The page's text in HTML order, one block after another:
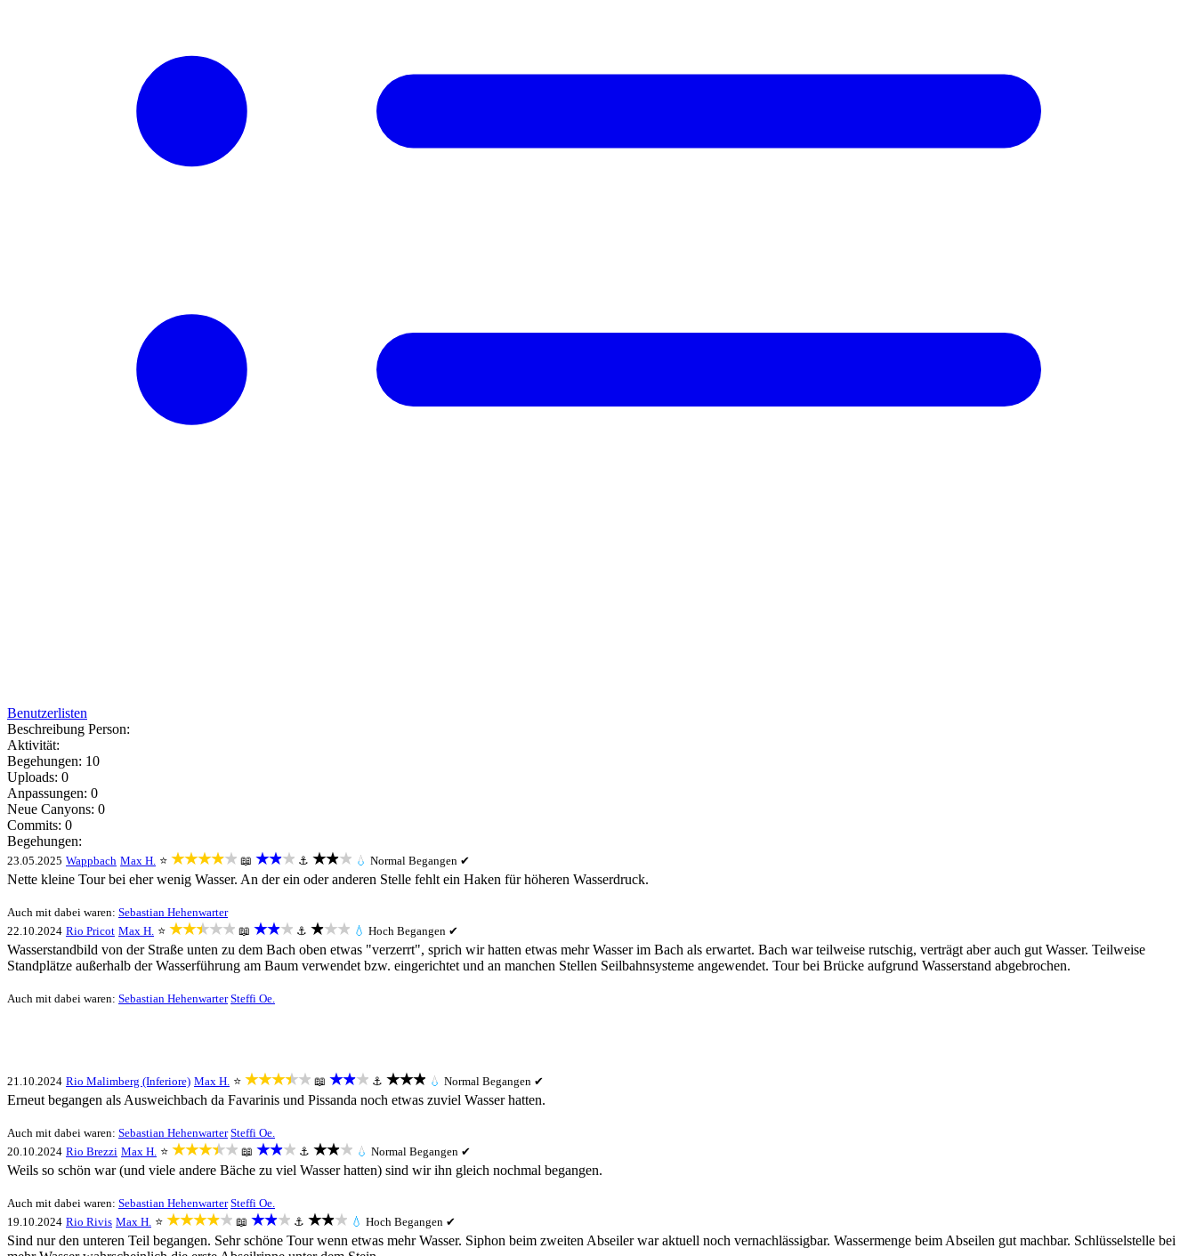
Benutzerlisten
Beschreibung Person:
Aktivität:
Begehungen: 10
Uploads: 0
Anpassungen: 0
Neue Canyons: 0
Commits: 0
Begehungen:
23.05.2025 Wappbach Max H. ⭐ ★★★★★ 📖 ★★★ ⚓ ★★★ 💧 Normal Begangen ✔
Nette kleine Tour bei eher wenig Wasser. An der ein oder anderen Stelle fehlt ein Haken für höheren Wasserdruck.
Auch mit dabei waren: Sebastian Hehenwarter
22.10.2024 Rio Pricot Max H. ⭐ ★★★★★ 📖 ★★★ ⚓ ★★★ 💧 Hoch Begangen ✔
Wasserstandbild von der Straße unten zu dem Bach oben etwas "verzerrt", sprich wir hatten etwas mehr Wasser im Bach als erwartet. Bach war teilweise rutschig, verträgt aber auch gut Wasser. Teilweise
Standplätze außerhalb der Wasserführung am Baum verwendet bzw. eingerichtet und an manchen Stellen Seilbahnsysteme angewendet. Tour bei Brücke aufgrund Wasserstand abgebrochen.
Auch mit dabei waren: Sebastian Hehenwarter Steffi Oe.
21.10.2024 Rio Malimberg (Inferiore) Max H. ⭐ ★★★★★ 📖 ★★★ ⚓ ★★★ 💧 Normal Begangen ✔
Erneut begangen als Ausweichbach da Favarinis und Pissanda noch etwas zuviel Wasser hatten.
Auch mit dabei waren: Sebastian Hehenwarter Steffi Oe.
20.10.2024 Rio Brezzi Max H. ⭐ ★★★★★ 📖 ★★★ ⚓ ★★★ 💧 Normal Begangen ✔
Weils so schön war (und viele andere Bäche zu viel Wasser hatten) sind wir ihn gleich nochmal begangen.
Auch mit dabei waren: Sebastian Hehenwarter Steffi Oe.
19.10.2024 Rio Rivis Max H. ⭐ ★★★★★ 📖 ★★★ ⚓ ★★★ 💧 Hoch Begangen ✔
Sind nur den unteren Teil begangen. Sehr schöne Tour wenn etwas mehr Wasser. Siphon beim zweiten Abseiler war aktuell noch vernachlässigbar. Wassermenge beim Abseilen gut machbar. Schlüsselstelle bei